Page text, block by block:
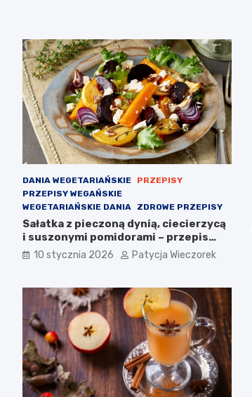
DANIA WEGETARIAŃSKIE
PRZEPISY
PRZEPISY WEGAŃSKIE
WEGETARIAŃSKIE DANIA
ZDROWE PRZEPISY
Sałatka z pieczoną dynią, ciecierzycą
i suszonymi pomidorami – przepis
krok po kroku
10 stycznia 2026 Patycja Wieczorek